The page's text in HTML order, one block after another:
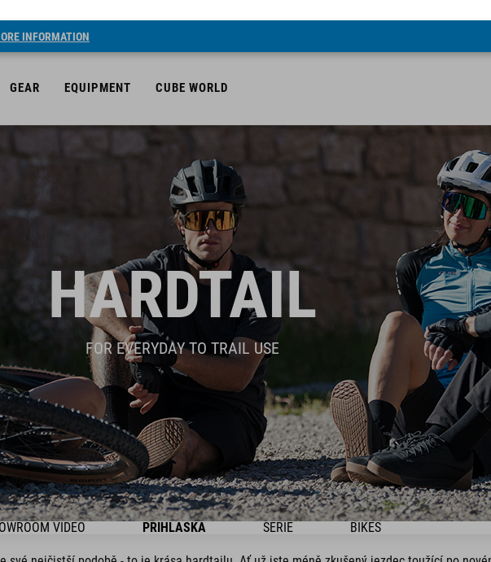
HARDTAIL
FOR EVERYDAY TO TRAIL USE
VIDEO PŘIHLÁŠKA SÉRIE BIKES
své nejčistší podobě - to je krása hardtailu. Ať už jste méně zkušený jezdec toužící po novém